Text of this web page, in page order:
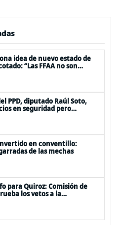
idea de nuevo estado de
“Las FFAA no son
PPD, diputado Raúl Soto,
en seguridad pero
clave: alzamiento del
en conventillo:
de las mechas
para Quiroz: Comisión de
los vetos a la